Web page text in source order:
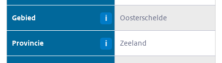
Gebied i Oosterschelde
Provincie i Zeeland